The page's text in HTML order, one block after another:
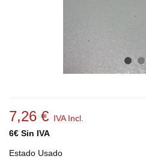
7,26 € IVA Incl.
6€ Sin IVA
Estado Usado